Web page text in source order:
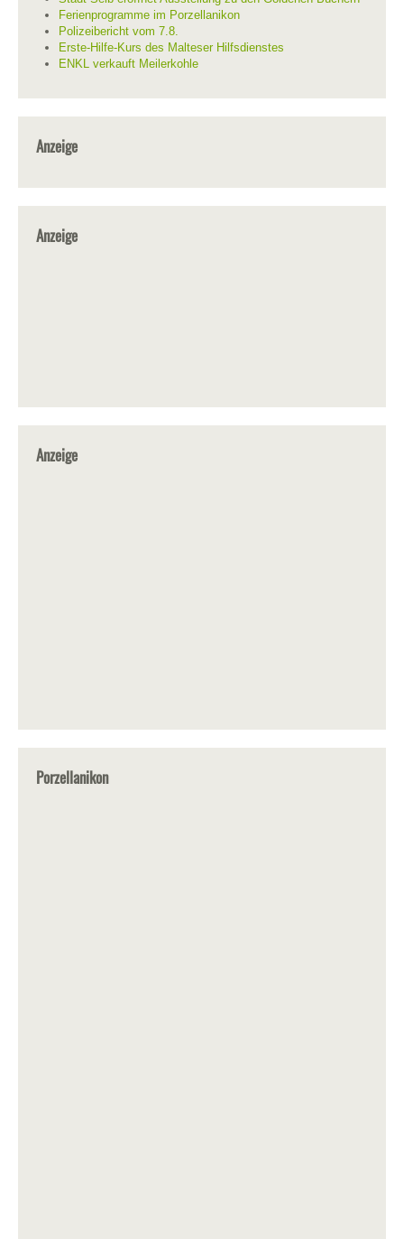
Ferienprogramme im Porzellanikon
Polizeibericht vom 7.8.
Erste-Hilfe-Kurs des Malteser Hilfsdienstes
ENKL verkauft Meilerkohle
Anzeige
Anzeige
Anzeige
Porzellanikon